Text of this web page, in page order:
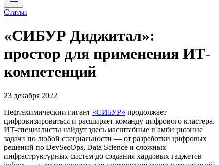
Статьи
«СИБУР Диджитал»:
простор для применения ИТ-
компетенций
23 декабря 2022
Нефтехимический гигант «СИБУР» продолжает
цифровизироваться и расширяет команду цифрового кластера.
ИТ-специалисты найдут здесь масштабные и амбициозные
задачи по любой специальности — от разработки цифровых
решений по DevSecOps, Data Science и сложных
инфраструктурных систем до создания хардовых гаджетов